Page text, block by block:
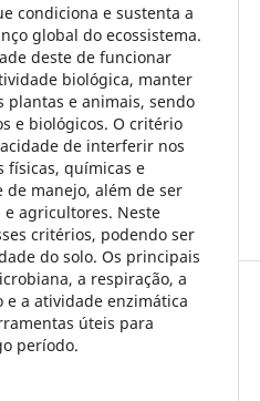
condiciona e sustenta a
global do ecossistema.
deste de funcionar
biológica, manter
plantas e animais, sendo
e biológicos. O critério
de interferir nos
físicas, químicas e
de manejo, além de ser
agricultores. Neste
critérios, podendo ser
do solo. Os principais
a respiração, a
a atividade enzimática
úteis para
período.